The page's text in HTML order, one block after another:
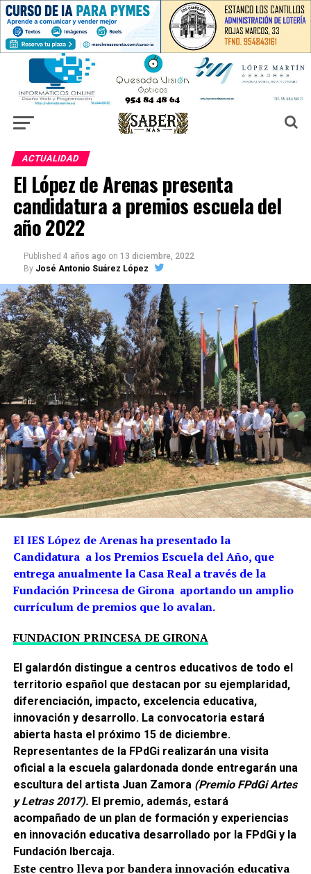
ACTUALIDAD
El López de Arenas presenta
candidatura a premios escuela del
año 2022
Published 4 años ago on 13 diciembre, 2022
By José Antonio Suárez López
El IES López de Arenas ha presentado la
Candidatura a los Premios Escuela del Año, que
entrega anualmente la Casa Real a través de la
Fundación Princesa de Girona aportando un amplio
currículum de premios que lo avalan.
FUNDACION PRINCESA DE GIRONA
El galardón distingue a centros educativos de todo el
territorio español que destacan por su ejemplaridad,
diferenciación, impacto, excelencia educativa,
innovación y desarrollo. La convocatoria estará
abierta hasta el próximo 15 de diciembre.
Representantes de la FPdGi realizarán una visita
oficial a la escuela galardonada donde entregarán una
escultura del artista Juan Zamora (Premio FPdGi Artes
y Letras 2017). El premio, además, estará
acompañado de un plan de formación y experiencias
en innovación educativa desarrollado por la FPdGi y la
Fundación Ibercaja.
Este centro lleva por bandera innovación educativa